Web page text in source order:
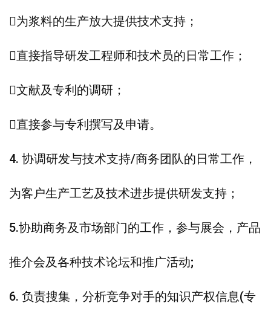
为浆料的生产放大提供技术支持；
直接指导研发工程师和技术员的日常工作；
文献及专利的调研；
直接参与专利撰写及申请。
4. 协调研发与技术支持/商务团队的日常工作，
为客户生产工艺及技术进步提供研发支持；
5.协助商务及市场部门的工作，参与展会，产品
推介会及各种技术论坛和推广活动;
6. 负责搜集，分析竞争对手的知识产权信息(专